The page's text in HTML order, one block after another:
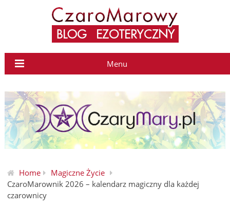
Menu
Home
Magiczne Życie
CzaroMarownik 2026 – kalendarz magiczny dla każdej
czarownicy